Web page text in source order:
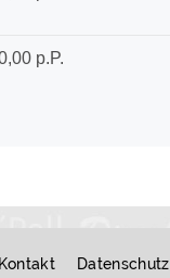
Kontakt Datenschutz